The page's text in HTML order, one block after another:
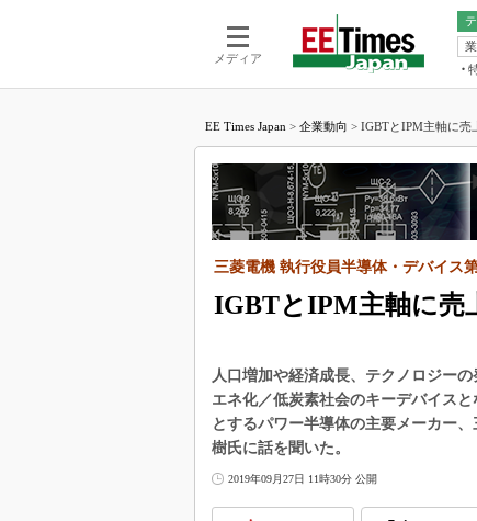
メディア
電池／エネ
福田
湯之
大山
大原
学漂
踊る
この
で起
EE Times Japan > 企業動向 > IGBTとIPM主軸に売
IGBTとIPM主軸に売
三菱電機 執行役員半導体・デバイス
人口増加や経済成長、テクノロジー
エネ化／低炭素社会のキーデバイス
とするパワー半導体の主要メーカー
樹氏に話を聞いた。
2019年09月27日 11時30分 公開